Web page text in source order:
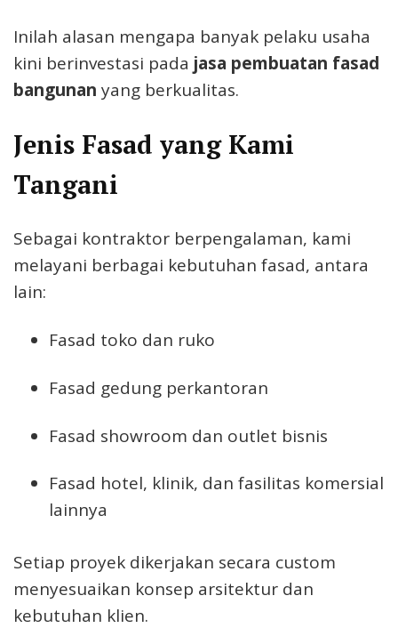
Inilah alasan mengapa banyak pelaku usaha
kini berinvestasi pada jasa pembuatan fasad
bangunan yang berkualitas.
Jenis Fasad yang Kami
Tangani
Sebagai kontraktor berpengalaman, kami
melayani berbagai kebutuhan fasad, antara
lain:
Fasad toko dan ruko
Fasad gedung perkantoran
Fasad showroom dan outlet bisnis
Fasad hotel, klinik, dan fasilitas komersial
lainnya
Setiap proyek dikerjakan secara custom
menyesuaikan konsep arsitektur dan
kebutuhan klien.